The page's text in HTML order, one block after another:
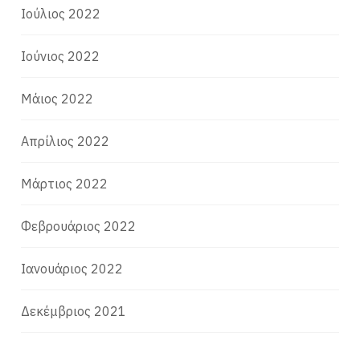
Ιούλιος 2022
Ιούνιος 2022
Μάιος 2022
Απρίλιος 2022
Μάρτιος 2022
Φεβρουάριος 2022
Ιανουάριος 2022
Δεκέμβριος 2021